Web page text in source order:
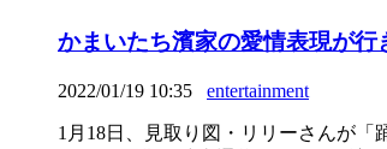
かまいたち濱家の愛情表現が行
2022/01/19 10:35 entertainment
1月18日、見取り図・リリーさんが